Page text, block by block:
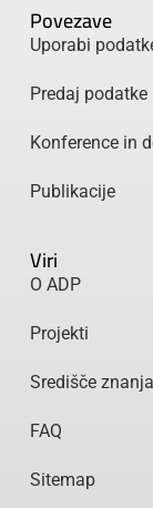
Povezave
Uporabi
Predaj podatke
Konference in
Publikacije
Viri
O ADP
Projekti
Središče znanja
FAQ
Sitemap